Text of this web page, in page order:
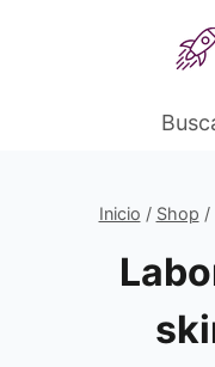
Inicio / Shop /